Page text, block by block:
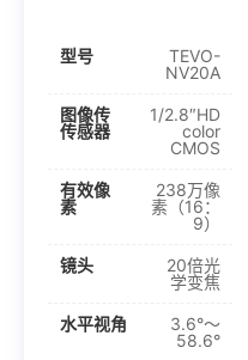
型号
TEVO-
NV20A
图像传
传感器
1/2.8″HD
color
CMOS
有效像
素
238万像
素（16：
9）
镜头
20倍光
学变焦
水平视角
3.6°～
58.6°